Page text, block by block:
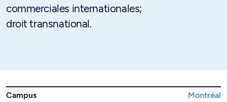
commerciales internationales;
droit transnational.
Campus
Montréal